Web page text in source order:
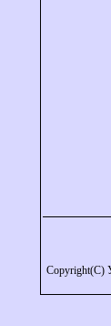
Copyright(C)